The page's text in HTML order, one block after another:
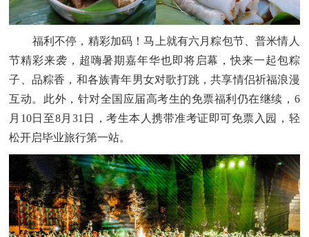
福利不停，精彩加码！马上就有六月粽包节、普米情人
节精彩来袭，超嗨暑期嘉年华也即将启幕，快来一起包粽
子、品粽香，和各族青年男女对歌打跳，共享情侣祈福浪漫
互动。此外，针对全国应届高考生的免票福利仍在继续， 6
月10日至8月31日，考生本人携带准考证即可免票入园，轻
松开启毕业旅行第一站。